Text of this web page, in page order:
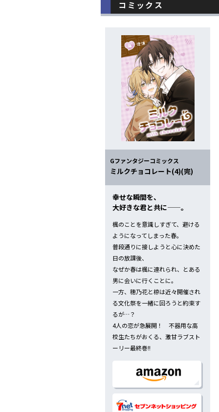
コミックス
Gファンタジーコミックス
ミルクチョコレート(4)(完)
幸せな瞬間を、
大好きな君と共に——。
楓のことを意識しすぎて、避ける
ようになってしまった春。
普段通りに接しようと心に決めた
日の放課後、
なぜか春は楓に連れられ、とある
男に会いに行くことに。
一方、穂乃花と椋は近々開催され
る文化祭を一緒に回ろうと約束す
るが…？
4人の恋が急展開！ 不器用な高
校生たちがおくる、激甘ラブスト
ーリー最終巻!!